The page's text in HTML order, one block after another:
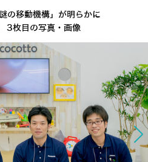
の移動機構」が明らかに
3枚目の写真・画像